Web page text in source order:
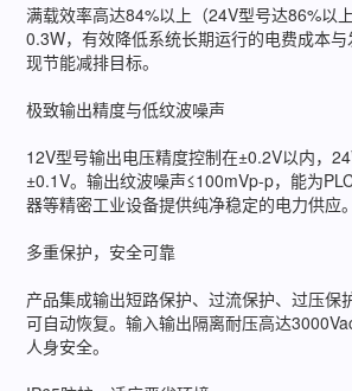
满载效率高达84%以上（24V型号达86%以
0.3W，有效降低系统长期运行的电费成本
现节能减排目标。
极致输出精度与低纹波噪声
12V型号输出电压精度控制在±0.2V以内，
±0.1V。输出纹波噪声≤100mVp-p，能为
器等精密工业设备提供纯净稳定的电力供应。
多重保护，安全可靠
产品集成输出短路保护、过流保护、过压保
可自动恢复。输入输出隔离耐压高达
人身安全。